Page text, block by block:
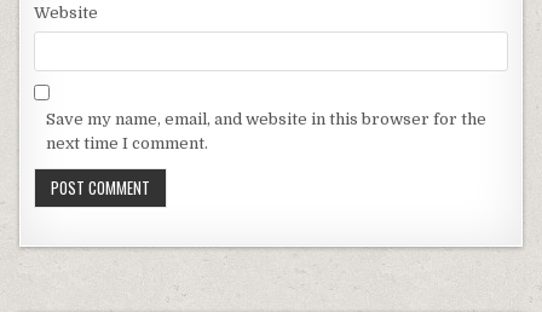
Website
Save my name, email, and website in this browser for the
next time I comment.